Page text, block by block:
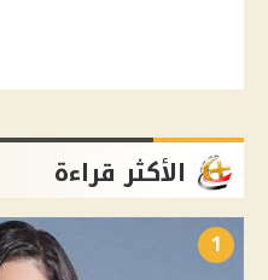
الأكثر قراءة
1